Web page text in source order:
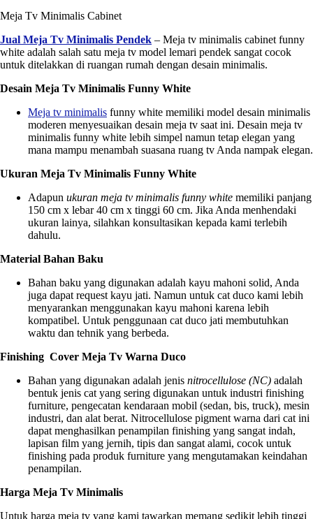
Meja Tv Minimalis Cabinet
Jual Meja Tv Minimalis Pendek – Meja tv minimalis cabinet funny
white adalah salah satu meja tv model lemari pendek sangat cocok
untuk ditelakkan di ruangan rumah dengan desain minimalis.
Desain Meja Tv Minimalis Funny White
Meja tv minimalis funny white memiliki model desain minimalis
moderen menyesuaikan desain meja tv saat ini. Desain meja tv
minimalis funny white lebih simpel namun tetap elegan yang
mana mampu menambah suasana ruang tv Anda nampak elegan.
Ukuran Meja Tv Minimalis Funny White
Adapun ukuran meja tv minimalis funny white memiliki panjang
150 cm x lebar 40 cm x tinggi 60 cm. Jika Anda menhendaki
ukuran lainya, silahkan konsultasikan kepada kami terlebih
dahulu.
Material Bahan Baku
Bahan baku yang digunakan adalah kayu mahoni solid, Anda
juga dapat request kayu jati. Namun untuk cat duco kami lebih
menyarankan menggunakan kayu mahoni karena lebih
kompatibel. Untuk penggunaan cat duco jati membutuhkan
waktu dan tehnik yang berbeda.
Finishing Cover Meja Tv Warna Duco
Bahan yang digunakan adalah jenis nitrocellulose (NC) adalah
bentuk jenis cat yang sering digunakan untuk industri finishing
furniture, pengecatan kendaraan mobil (sedan, bis, truck), mesin
industri, dan alat berat. Nitrocellulose pigment warna dari cat ini
dapat menghasilkan penampilan finishing yang sangat indah,
lapisan film yang jernih, tipis dan sangat alami, cocok untuk
finishing pada produk furniture yang mengutamakan keindahan
penampilan.
Harga Meja Tv Minimalis
Untuk harga meja tv yang kami tawarkan memang sedikit lebih tinggi